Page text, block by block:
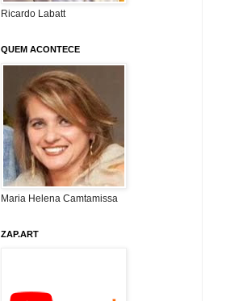
Ricardo Labatt
QUEM ACONTECE
Maria Helena Camtamissa
ZAP.ART